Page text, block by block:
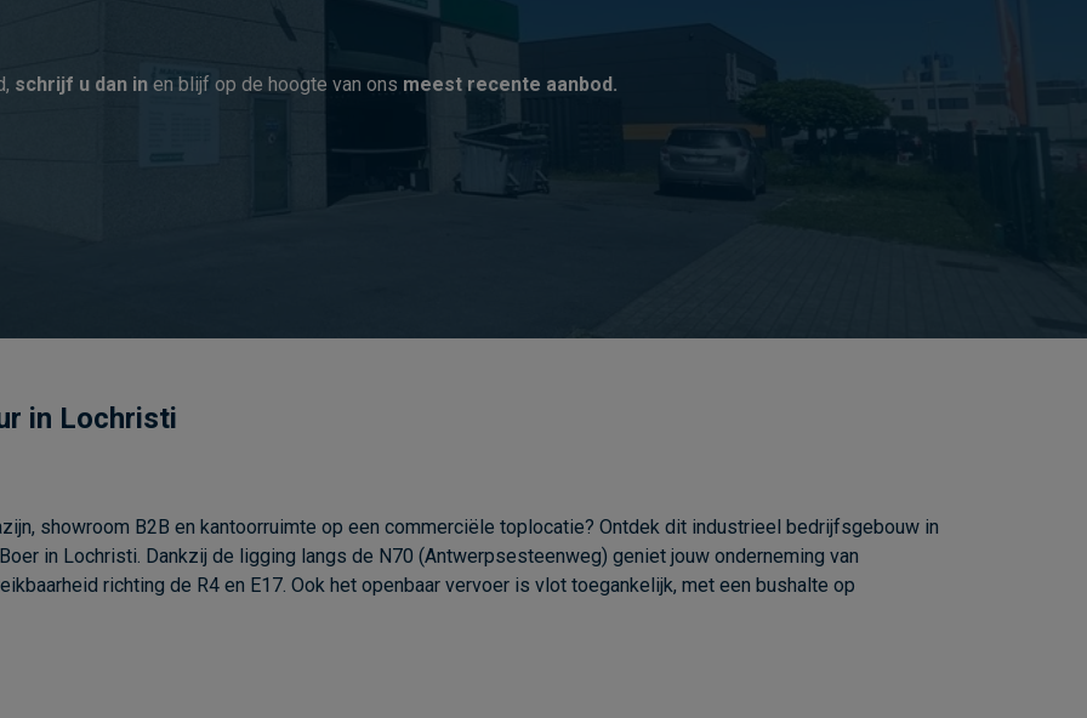
schrijf u dan in en blijf op de hoogte van ons meest recente aanbod.
in Lochristi
showroom B2B en kantoorruimte op een commerciële toplocatie? Ontdek dit industrieel bedrijfsgebouw in
in Lochristi. Dankzij de ligging langs de N70 (Antwerpsesteenweg) geniet jouw onderneming van
richting de R4 en E17. Ook het openbaar vervoer is vlot toegankelijk, met een bushalte op